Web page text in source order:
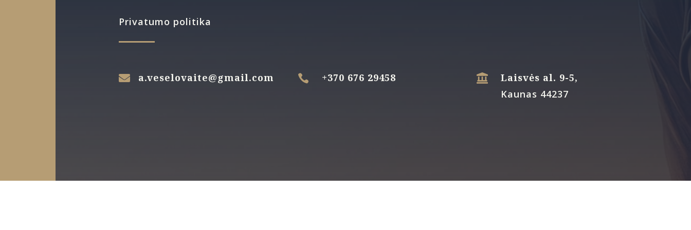
Privatumo politika
 a.veselovaite@gmail.com  +370 676 29458 
Laisvės al. 9-5,
Kaunas 44237